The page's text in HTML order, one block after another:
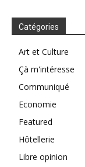
Catégories
Art et Culture
Çà m'intéresse
Communiqué
Economie
Featured
Hôtellerie
Libre opinion